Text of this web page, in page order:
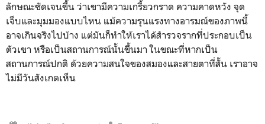
ลักษณะชัดเจนขึ้น ว่าเขามีความเกรี้ยวกราด ความคาดหวัง จุด
เจ็บและมุมมองแบบไหน แม้ความรุนแรงทางอารมณ์ของภาพนี้
อาจเกินจริงไปบ้าง แต่มันก็ทำให้เราได้สำรวจรากที่ประกอบเป็น
ตัวเขา หรือเป็นสถานการณ์นั้นขึ้นมา ในขณะที่หากเป็น
สถานการณ์ปกติ ด้วยความสนใจของสมองและสายตาที่สั้น เราอาจ
ไม่มีวันสังเกตเห็น